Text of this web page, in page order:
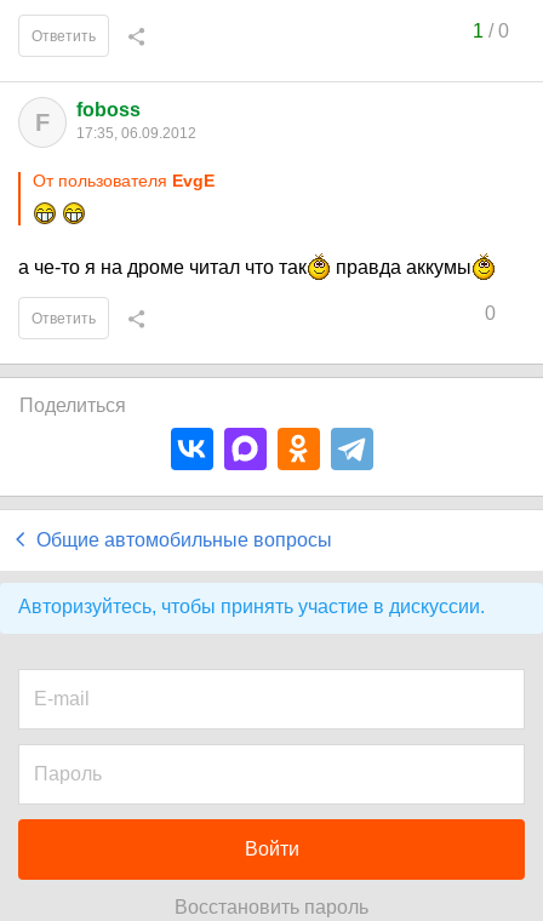
1 /0
Ответить
F foboss
17:35, 06.09.2012
От пользователя EvgE
а че-то я на дроме читал что так правда аккумы
0
Ответить
Поделиться
Общие автомобильные вопросы
Авторизуйтесь, чтобы принять участие в дискуссии.
Войти
Восстановить пароль